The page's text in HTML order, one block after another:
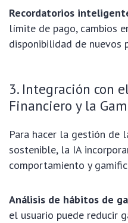
Recordatorios
límite de pago, cambios
disponibilidad de nuevos
3. Integración con
Financiero y la
Para hacer la gestión de
sostenible, la IA
comportamiento y
Análisis de hábitos de
el usuario puede reducir